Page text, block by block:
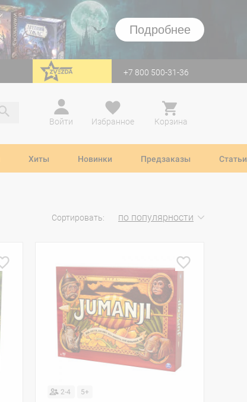
Подробнее
перейти на Zvezda +7 800 500-31-36
Войти
Избранное Корзина
Хиты Новинки Предзаказы Статьи
Сортировать: по популярности
2-4 5+